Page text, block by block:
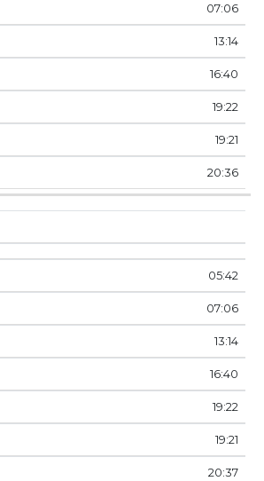
07:06
13:14
16:40
19:22
19:21
20:36
05:42
07:06
13:14
16:40
19:22
19:21
20:37